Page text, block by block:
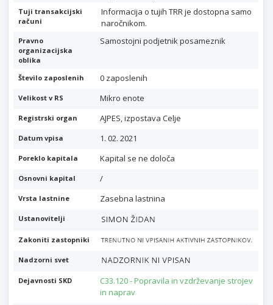
Tuji transakcijski
računi
Informacija o tujih TRR je dostopna samo
naročnikom.
Pravno
organizacijska
oblika
Samostojni podjetnik posameznik
Število zaposlenih 0 zaposlenih
Velikost v RS Mikro enote
Registrski organ AJPES, izpostava Celje
Datum vpisa 1. 02. 2021
Poreklo kapitala Kapital se ne določa
Osnovni kapital /
Vrsta lastnine Zasebna lastnina
Ustanovitelji
Zakoniti zastopniki
Nadzorni svet
Dejavnosti SKD
C33.120 - Popravila in vzdrževanje strojev
in naprav